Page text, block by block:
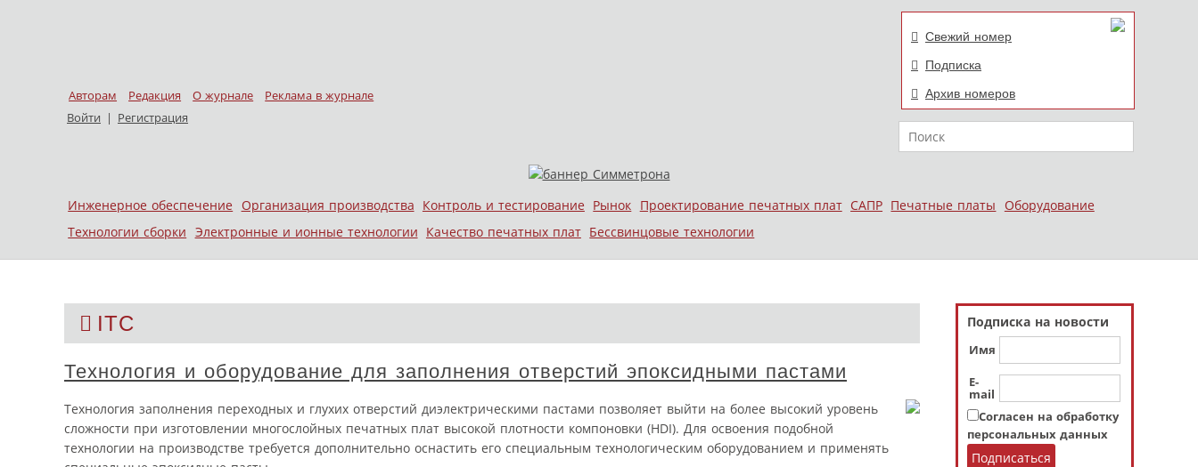
Авторам Редакция О журнале
Реклама в журнале
Войти | Регистрация
Свежий номер
Подписка
Архив номеров
Поиск
Меню
Skip to content
Инженерное обеспечение Организация производства Контроль и тестирование Рынок Проектирование печатных плат САПР Печатные платы
Оборудование
Технологии сборки Электронные и ионные технологии Качество печатных плат Бессвинцовые технологии
Подписка на новости
Имя
E-
mail
Согласен на обработку
персональных данных
ITC
Технология и оборудование для заполнения отверстий эпоксидными пастами
Технология заполнения переходных и глухих отверстий диэлектрическими пастами позволяет выйти на более высокий уровень
сложности при изготовлении многослойных печатных плат высокой плотности компоновки (HDI). Для освоения подобной
технологии на производстве требуется дополнительно оснастить его специальным технологическим оборудованием и применять